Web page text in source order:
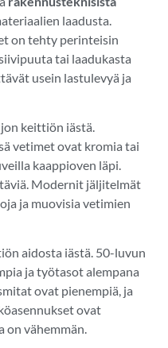
laadusta.
on tehty perinteisin
tai laadukasta
usein lastulevyä ja
keittiön iästä.
vetimet ovat kromia tai
kaappioven läpi.
Modernit jäljitelmät
ja muovisia vetimien
aidosta iästä. 50-luvun
ja työtasot alempana
ovat pienempiä, ja
ovat
on vähemmän.